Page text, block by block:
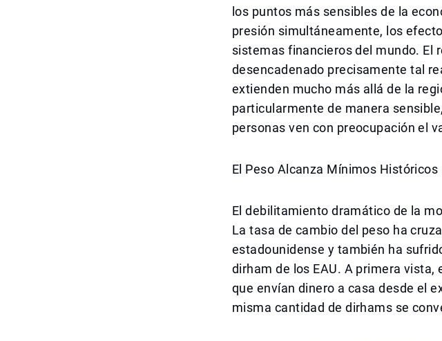
los puntos más sensibles de la
presión simultáneamente, los
sistemas financieros del mundo. El
desencadenado precisamente tal
extienden mucho más allá de la
particularmente de manera
personas ven con preocupación el
El Peso Alcanza Mínimos Históricos
El debilitamiento dramático de la
La tasa de cambio del peso ha
estadounidense y también ha
dirham de los EAU. A primera
que envían dinero a casa desde el
misma cantidad de dirhams se